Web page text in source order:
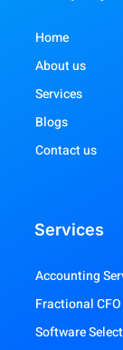
Home
About us
Services
Blogs
Contact us
Services
Accounting
Fractional CFO
Software